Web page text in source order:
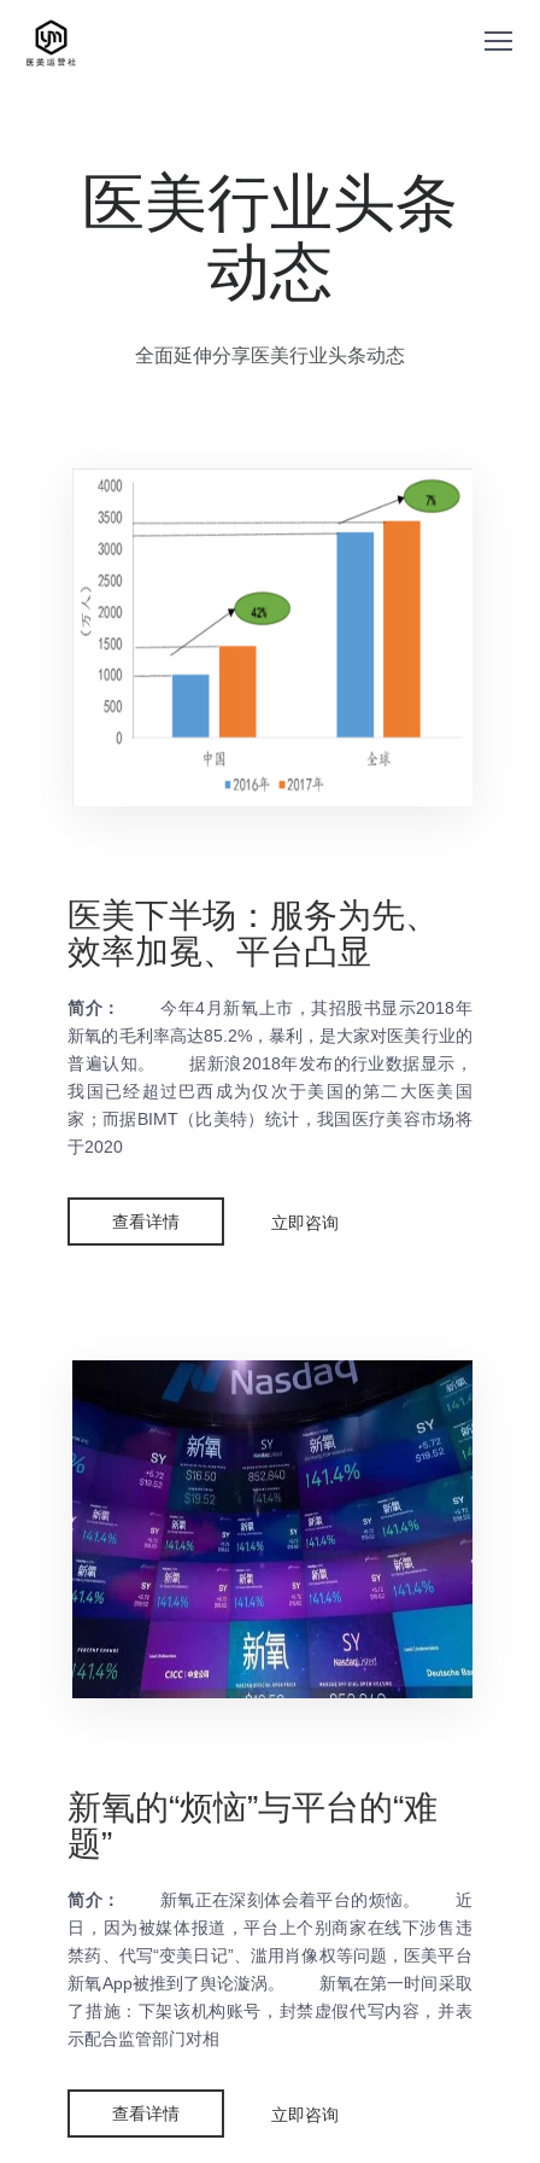
医美行业头条
动态
全面延伸分享医美行业头条动态
医美下半场：服务为先、
效率加冕、平台凸显
简介：
今年4月新氧上市，其招股书显示2018年
新氧的毛利率高达85.2%，暴利，是大家对医美行业的
普遍认知。 据新浪2018年发布的行业数据显示，
我国已经超过巴西成为仅次于美国的第二大医美国
家；而据BIMT（比美特）统计，我国医疗美容市场将
于2020
查看详情 立即咨询
新氧的“烦恼”与平台的“难
题”
简介：
新氧正在深刻体会着平台的烦恼。 近
日，因为被媒体报道，平台上个别商家在线下涉售违
禁药、代写“变美日记”、滥用肖像权等问题，医美平台
新氧App被推到了舆论漩涡。 新氧在第一时间采取
了措施：下架该机构账号，封禁虚假代写内容，并表
示配合监管部门对相
查看详情 立即咨询